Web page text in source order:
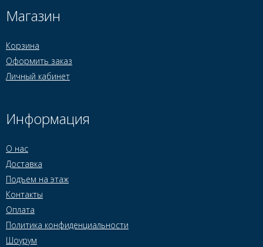
Магазин
Корзина
Оформить заказ
Личный кабинет
Информация
О нас
Доставка
Подъем на этаж
Контакты
Оплата
Политика конфиденциальности
Шоурум